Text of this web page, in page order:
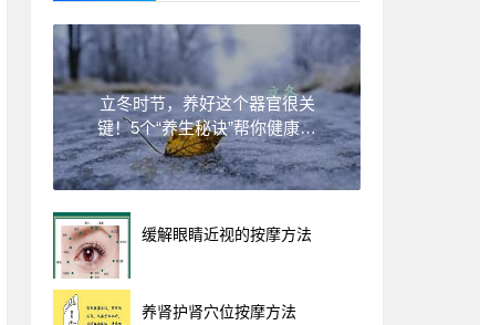
立冬时节，养好这个器官很关
键！5个“养生秘诀”帮你健康入
冬
缓解眼睛近视的按摩方法
养肾护肾穴位按摩方法